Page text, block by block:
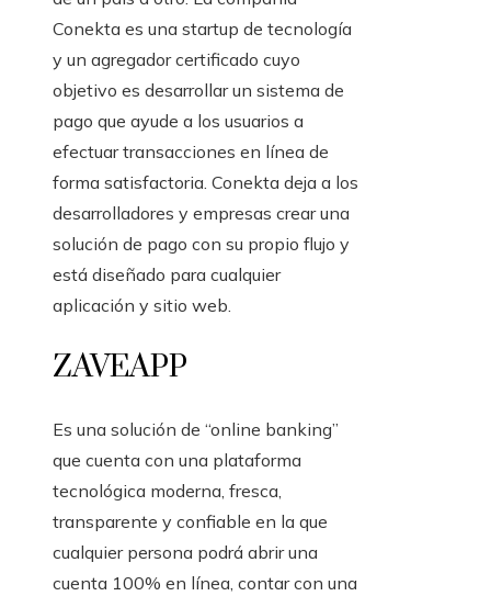
Conekta es una startup de tecnología
y un agregador certificado cuyo
objetivo es desarrollar un sistema de
pago que ayude a los usuarios a
efectuar transacciones en línea de
forma satisfactoria. Conekta deja a los
desarrolladores y empresas crear una
solución de pago con su propio flujo y
está diseñado para cualquier
aplicación y sitio web.
ZAVEAPP
Es una solución de “online banking”
que cuenta con una plataforma
tecnológica moderna, fresca,
transparente y confiable en la que
cualquier persona podrá abrir una
cuenta 100% en línea, contar con una